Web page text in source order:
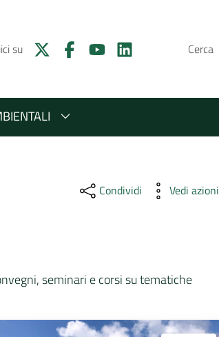
su Cerca
Condividi Vedi azioni
seminari e corsi su tematiche